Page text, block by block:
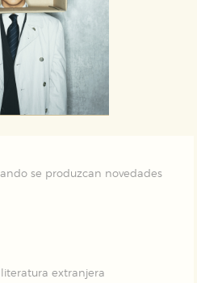
se produzcan novedades
extranjera
de cookies